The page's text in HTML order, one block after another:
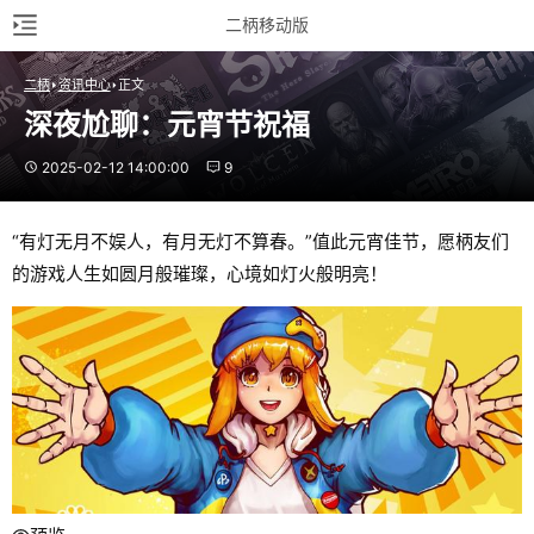
二柄移动版
二柄 资讯中心 正文
深夜尬聊：元宵节祝福
2025-02-12 14:00:00 9
“有灯无月不娱人，有月无灯不算春。”值此元宵佳节，愿柄友们
的游戏人生如圆月般璀璨，心境如灯火般明亮！